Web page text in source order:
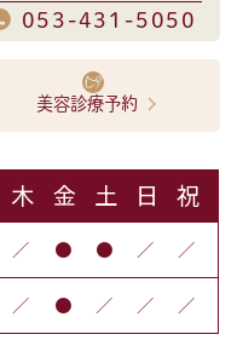
053-431-5050
美容診療予約
木 金 土 日 祝
／ ● ● ／ ／
／ ● ／ ／ ／